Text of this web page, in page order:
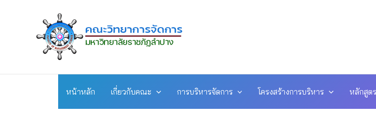
หน้าหลัก เกี่ยวกับคณะ การบริหารจัดการ โครงสร้างการบริหาร หลักสูต